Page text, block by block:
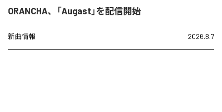
ORANCHA、「Augast」を配信開始
新曲情報 2026.8.7